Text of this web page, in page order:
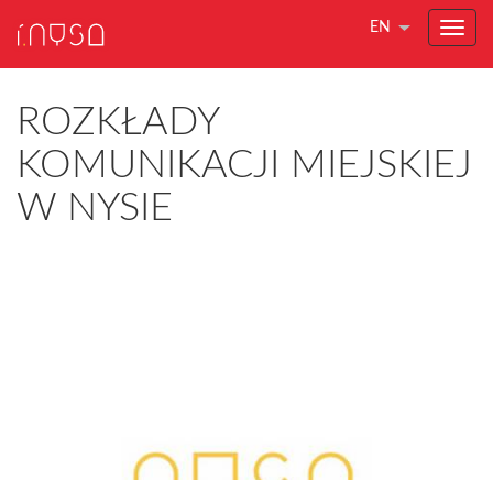
EN
ROZKŁADY
KOMUNIKACJI MIEJSKIEJ
W NYSIE